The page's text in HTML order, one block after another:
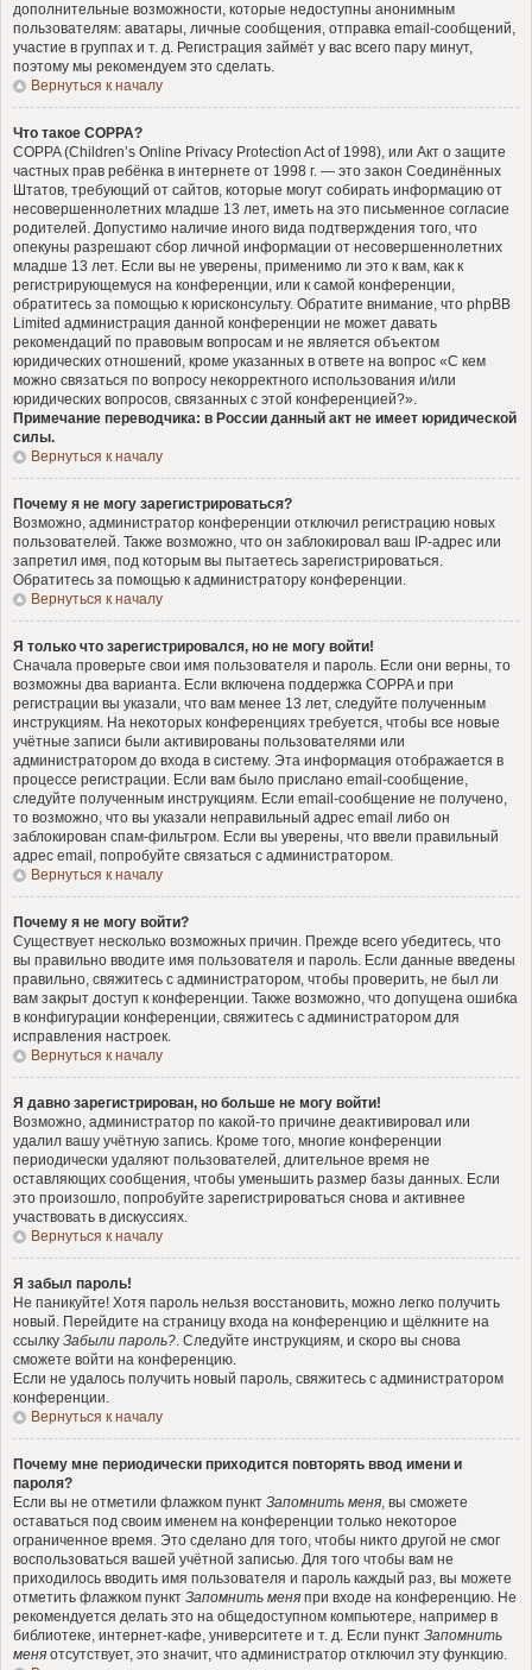
дополнительные возможности, которые недоступны анонимным
пользователям: аватары, личные сообщения, отправка email-сообщений,
участие в группах и т. д. Регистрация займёт у вас всего пару минут,
поэтому мы рекомендуем это сделать.
Вернуться к началу
Что такое COPPA?
COPPA (Children’s Online Privacy Protection Act of 1998), или Акт о защите
частных прав ребёнка в интернете от 1998 г. — это закон Соединённых
Штатов, требующий от сайтов, которые могут собирать информацию от
несовершеннолетних младше 13 лет, иметь на это письменное согласие
родителей. Допустимо наличие иного вида подтверждения того, что
опекуны разрешают сбор личной информации от несовершеннолетних
младше 13 лет. Если вы не уверены, применимо ли это к вам, как к
регистрирующемуся на конференции, или к самой конференции,
обратитесь за помощью к юрисконсульту. Обратите внимание, что phpBB
Limited администрация данной конференции не может давать
рекомендаций по правовым вопросам и не является объектом
юридических отношений, кроме указанных в ответе на вопрос «С кем
можно связаться по вопросу некорректного использования и/или
юридических вопросов, связанных с этой конференцией?».
Примечание переводчика: в России данный акт не имеет юридической
силы.
Вернуться к началу
Почему я не могу зарегистрироваться?
Возможно, администратор конференции отключил регистрацию новых
пользователей. Также возможно, что он заблокировал ваш IP-адрес или
запретил имя, под которым вы пытаетесь зарегистрироваться.
Обратитесь за помощью к администратору конференции.
Вернуться к началу
Я только что зарегистрировался, но не могу войти!
Сначала проверьте свои имя пользователя и пароль. Если они верны, то
возможны два варианта. Если включена поддержка COPPA и при
регистрации вы указали, что вам менее 13 лет, следуйте полученным
инструкциям. На некоторых конференциях требуется, чтобы все новые
учётные записи были активированы пользователями или
администратором до входа в систему. Эта информация отображается в
процессе регистрации. Если вам было прислано email-сообщение,
следуйте полученным инструкциям. Если email-сообщение не получено,
то возможно, что вы указали неправильный адрес email либо он
заблокирован спам-фильтром. Если вы уверены, что ввели правильный
адрес email, попробуйте связаться с администратором.
Вернуться к началу
Почему я не могу войти?
Существует несколько возможных причин. Прежде всего убедитесь, что
вы правильно вводите имя пользователя и пароль. Если данные введены
правильно, свяжитесь с администратором, чтобы проверить, не был ли
вам закрыт доступ к конференции. Также возможно, что допущена ошибка
в конфигурации конференции, свяжитесь с администратором для
исправления настроек.
Вернуться к началу
Я давно зарегистрирован, но больше не могу войти!
Возможно, администратор по какой-то причине деактивировал или
удалил вашу учётную запись. Кроме того, многие конференции
периодически удаляют пользователей, длительное время не
оставляющих сообщения, чтобы уменьшить размер базы данных. Если
это произошло, попробуйте зарегистрироваться снова и активнее
участвовать в дискуссиях.
Вернуться к началу
Я забыл пароль!
Не паникуйте! Хотя пароль нельзя восстановить, можно легко получить
новый. Перейдите на страницу входа на конференцию и щёлкните на
ссылку Забыли пароль?. Следуйте инструкциям, и скоро вы снова
сможете войти на конференцию.
Если не удалось получить новый пароль, свяжитесь с администратором
конференции.
Вернуться к началу
Почему мне периодически приходится повторять ввод имени и
пароля?
Если вы не отметили флажком пункт Запомнить меня, вы сможете
оставаться под своим именем на конференции только некоторое
ограниченное время. Это сделано для того, чтобы никто другой не смог
воспользоваться вашей учётной записью. Для того чтобы вам не
приходилось вводить имя пользователя и пароль каждый раз, вы можете
отметить флажком пункт Запомнить меня при входе на конференцию. Не
рекомендуется делать это на общедоступном компьютере, например в
библиотеке, интернет-кафе, университете и т. д. Если пункт Запомнить
меня отсутствует, это значит, что администратор отключил эту функцию.